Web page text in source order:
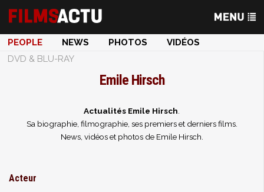
PEOPLE NEWS PHOTOS
VIDÉOS
DVD & BLU-RAY
Emile Hirsch
Actualités Emile Hirsch
Sa biographie, filmographie, ses premiers et derniers films.
News, vidéos et photos de Emile Hirsch.
Acteur